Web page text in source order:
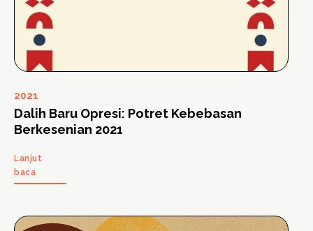
2021
Dalih Baru Opresi: Potret Kebebasan
Berkesenian 2021
Lanjut
baca